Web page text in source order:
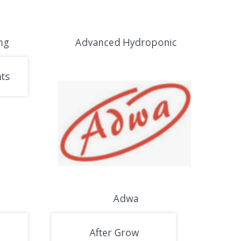
Advanced Hydroponic
Adwa
After Grow